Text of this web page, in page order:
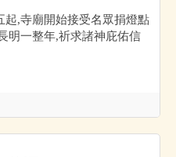
起,寺廟開始接受名眾捐燈點
明一整年,祈求諸神庇佑信